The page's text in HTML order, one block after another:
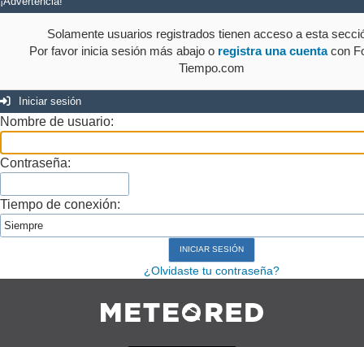
Solamente usuarios registrados tienen acceso a esta
Por favor inicia sesión más abajo o registra una cuentacon
Tiempo.com
Iniciar sesión
Nombre de usuario:
Contraseña:
Tiempo de conexión:
¿Olvidaste tu contraseña?